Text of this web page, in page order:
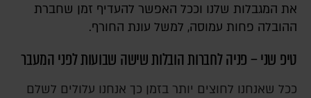
את המגבלות שלנו וככל האפשר להעדיף זמן שחברת
ההובלה פחות עמוסה, למשל עונת החורף.
טיפ שני – פניה לחברות הובלות שישה שבועות לפני המעבר
ככל שאנחנו לחוצים יותר בזמן כך אנחנו עלולים לשלם